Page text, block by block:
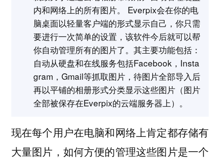
内和网络上的所有图片。 Everpix会在你的电
脑桌面以轻量客户端的形式显示自己，你只需
要进行一次简单的设置，该软件今后就可以帮
你自动管理所有的图片了。其主要功能包括：
自动从硬盘和在线服务包括Facebook，Insta
gram，Gmail等抓取图片，待图片全部导入后
再以平铺的相册形式分类显示这些图片（图片
全部被保存在Everpix的云端服务器上）。
现在每个用户在电脑和网络上肯定都存储有
大量图片，如何方便的管理这些图片是一个